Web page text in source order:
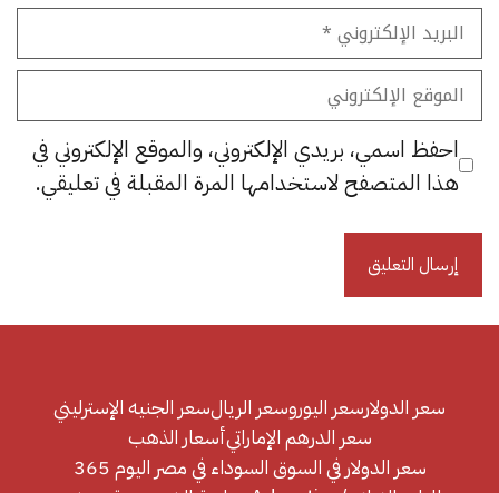
البريد
الإلكتروني
الموقع
الإلكتروني
احفظ اسمي، بريدي الإلكتروني، والموقع الإلكتروني في
هذا المتصفح لاستخدامها المرة المقبلة في تعليقي.
سعر الدولارسعر اليوروسعر الريالسعر الجنيه الإسترليني
سعر الدرهم الإماراتيأسعار الذهب
سعر الدولار في السوق السوداء في مصر اليوم 365